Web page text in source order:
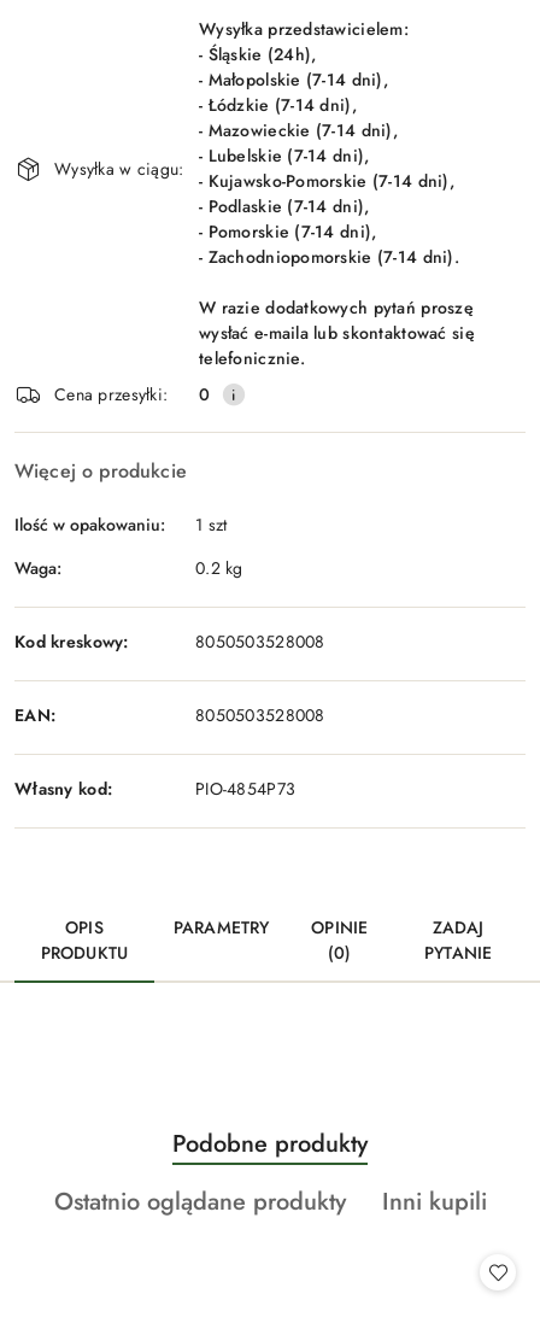
Wyślij
Wysyłka w ciągu:
Wysyłka przedstawicielem:
- Śląskie (24h),
- Małopolskie (7-14 dni),
- Łódzkie (7-14 dni),
- Mazowieckie (7-14 dni),
- Lubelskie (7-14 dni),
- Kujawsko-Pomorskie (7-14 dni),
- Podlaskie (7-14 dni),
- Pomorskie (7-14 dni),
- Zachodniopomorskie (7-14 dni).
W razie dodatkowych pytań proszę
wysłać e-maila lub skontaktować się
telefonicznie.
Cena przesyłki:
0
Więcej o produkcie
Ilość w opakowaniu:
1 szt
Waga:
0.2 kg
Kod kreskowy: 8050503528008
EAN: 8050503528008
Własny kod: PIO-4854P73
OPIS
PRODUKTU
PARAMETRY
OPINIE
(0)
ZADAJ
PYTANIE
Pomiń karuzelę produktów
Produkty
o
statusie:
Podobne produkty
Produkty
Ostatnio oglądane produkty
Produkty
Inni kupili